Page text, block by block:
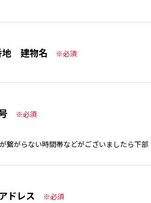
地 建物名 ※必須
※必須
繋がらない時間帯などがございましたら下部
ドレス ※必須